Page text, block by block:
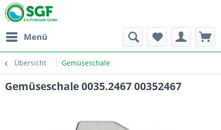
Menü
Übersicht Gemüseschale
Gemüseschale 0035.2467 00352467